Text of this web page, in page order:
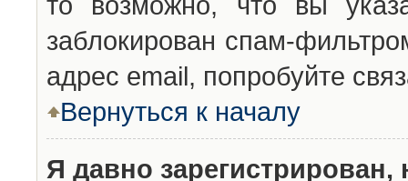
заблокирован спам-
адрес email, попробуйте
Вернуться к началу
Я давно